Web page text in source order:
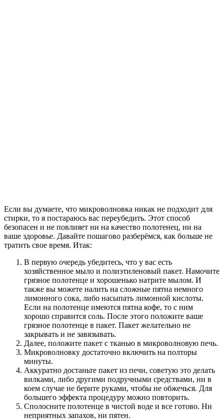
Если вы думаете, что микроволновка никак не подходит для
стирки, то я постараюсь вас переубедить. Этот способ
безопасен и не повлияет ни на качество полотенец, ни на
ваше здоровье. Давайте пошагово разберёмся, как больше не
тратить свое время. Итак:
В первую очередь убедитесь, что у вас есть
хозяйственное мыло и полиэтиленовый пакет. Намочите
грязное полотенце и хорошенько натрите мылом. И
также вы можете налить на сложные пятна немного
лимонного сока, либо насыпать лимонной кислоты.
Если на полотенце имеются пятна кофе, то с ним
хорошо справится соль. После этого положите ваше
грязное полотенце в пакет. Пакет желательно не
закрывать и не завязывать.
Далее, положите пакет с тканью в микроволновую печь.
Микроволновку достаточно включить на полторы
минуты.
Аккуратно достаньте пакет из печи, советую это делать
вилками, либо другими подручными средствами, ни в
коем случае не берите руками, чтобы не обжечься. Для
большего эффекта процедуру можно повторить.
Сполосните полотенце в чистой воде и все готово. Ни
неприятных запахов, ни пятен.